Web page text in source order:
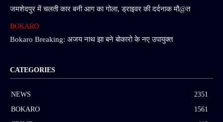
जमशेदपुर में चलती कार बनी आग का गोला, ड्राइवर की दर्दनाक मौ@त
BOKARO
Bokaro Breaking: अजय नाथ झा बने बोकारो के नए उपायुक्त
CATEGORIES
NEWS
2351
BOKARO
1561